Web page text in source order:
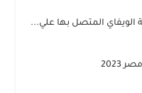
المتصل بها علي...